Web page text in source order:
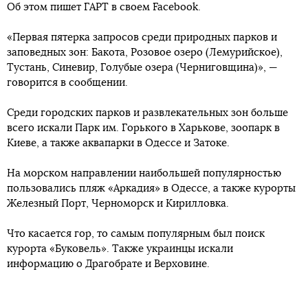
Об этом пишет ГАРТ в своем Facebook.
«Первая пятерка запросов среди природных парков и
заповедных зон: Бакота, Розовое озеро (Лемурийское),
Тустань, Синевир, Голубые озера (Черниговщина)», —
говорится в сообщении.
Среди городских парков и развлекательных зон больше
всего искали Парк им. Горького в Харькове, зоопарк в
Киеве, а также аквапарки в Одессе и Затоке.
На морском направлении наибольшей популярностью
пользовались пляж «Аркадия» в Одессе, а также курорты
Железный Порт, Черноморск и Кирилловка.
Что касается гор, то самым популярным был поиск
курорта «Буковель». Также украинцы искали
информацию о Драгобрате и Верховине.